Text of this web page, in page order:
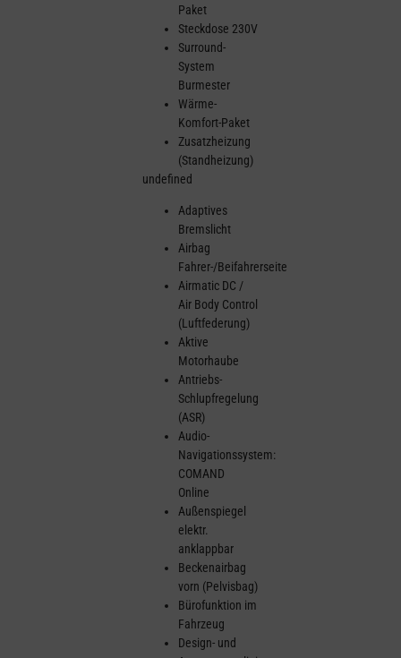
Paket
Steckdose 230V
Surround-
System
Burmester
Wärme-
Komfort-Paket
Zusatzheizung
(Standheizung)
undefined
Adaptives
Bremslicht
Airbag
Fahrer-/Beifahrerseite
Airmatic DC /
Air Body Control
(Luftfederung)
Aktive
Motorhaube
Antriebs-
Schlupfregelung
(ASR)
Audio-
Navigationssystem:
COMAND
Online
Außenspiegel
elektr.
anklappbar
Beckenairbag
vorn (Pelvisbag)
Bürofunktion im
Fahrzeug
Design- und